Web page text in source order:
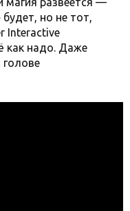
но не тот,
Interactive
как надо. Даже